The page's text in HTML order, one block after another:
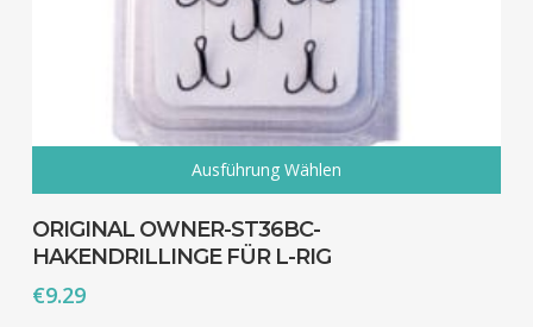
Go To Shop
Ausführung Wählen
Produkt
weist
Varianten
ORIGINAL OWNER-ST36BC-
HAKENDRILLINGE FÜR L-RIG
€9.29